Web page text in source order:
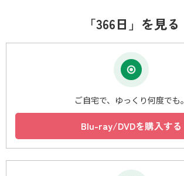
「366日」を見る
ご自宅で、ゆっくり何度でも。
Blu-ray/DVDを購入する